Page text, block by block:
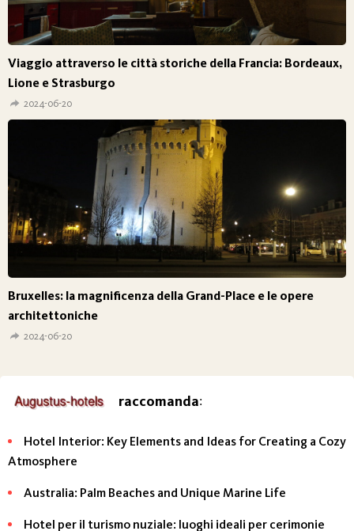
Viaggio attraverso le città storiche della Francia: Bordeaux,
Lione e Strasburgo
2024-06-20
Bruxelles: la magnificenza della Grand-Place e le opere
architettoniche
2024-06-20
raccomanda:
Hotel Interior: Key Elements and Ideas for Creating a Cozy
Atmosphere
Australia: Palm Beaches and Unique Marine Life
Hotel per il turismo nuziale: luoghi ideali per cerimonie